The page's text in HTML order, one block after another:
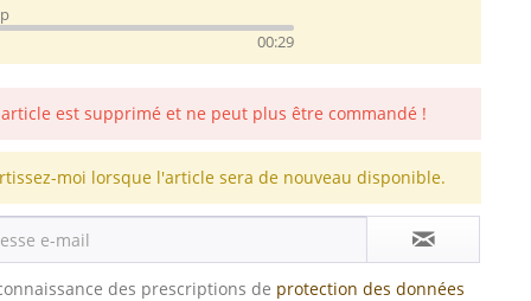
00:29
article est supprimé et ne peut plus être commandé !
moi lorsque l'article sera de nouveau disponible.
des prescriptions de protection des données